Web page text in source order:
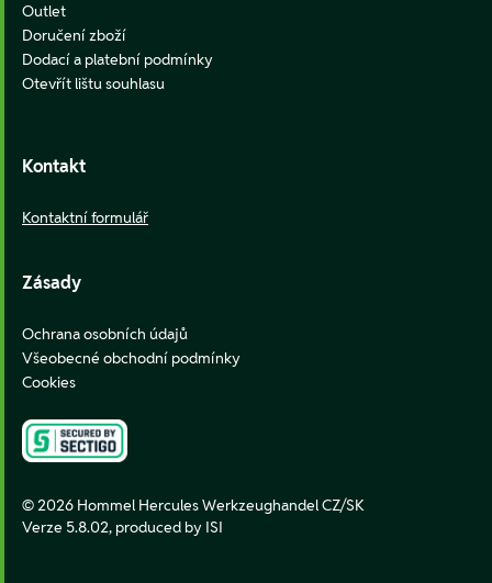
Outlet
Doručení zboží
Dodací a platební podmínky
Otevřít lištu souhlasu
Kontakt
Kontaktní formulář
Zásady
Ochrana osobních údajů
Všeobecné obchodní podmínky
Cookies
© 2026 Hommel Hercules Werkzeughandel CZ/SK
Verze 5.8.02, produced by ISI